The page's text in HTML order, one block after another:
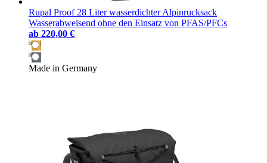
Rupal Proof 28 Liter wasserdichter Alpinrucksack
Wasserabweisend ohne den Einsatz von PFAS/PFCs
ab 220,00 €
Made in Germany